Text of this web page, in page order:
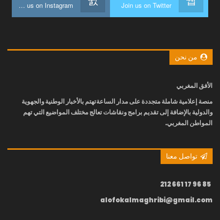
Join us on Twitter
Join us on Instagram
من نحن
الأفق المغربي
منصة إعلامية شاملة متجددة على مدار الساعةتهتم بالأخبار الوطنية والجهوية
والدولية بالإضافة إلى تقديم برامج ونقاشات تعالج مختلف المواضيع التي تهم
المواطن المغربي.
تواصل معنا
alofokalmaghribi@gmail.com